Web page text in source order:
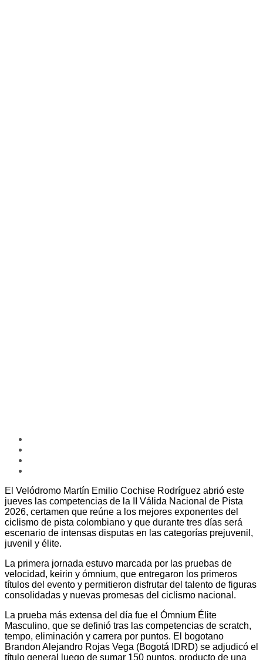
El Velódromo Martín Emilio Cochise Rodríguez abrió este
jueves las competencias de la II Válida Nacional de Pista
2026, certamen que reúne a los mejores exponentes del
ciclismo de pista colombiano y que durante tres días será
escenario de intensas disputas en las categorías prejuvenil,
juvenil y élite.
La primera jornada estuvo marcada por las pruebas de
velocidad, keirin y ómnium, que entregaron los primeros
títulos del evento y permitieron disfrutar del talento de figuras
consolidadas y nuevas promesas del ciclismo nacional.
La prueba más extensa del día fue el Ómnium Élite
Masculino, que se definió tras las competencias de scratch,
tempo, eliminación y carrera por puntos. El bogotano
Brandon Alejandro Rojas Vega (Bogotá IDRD) se adjudicó el
título general luego de sumar 150 puntos, producto de una